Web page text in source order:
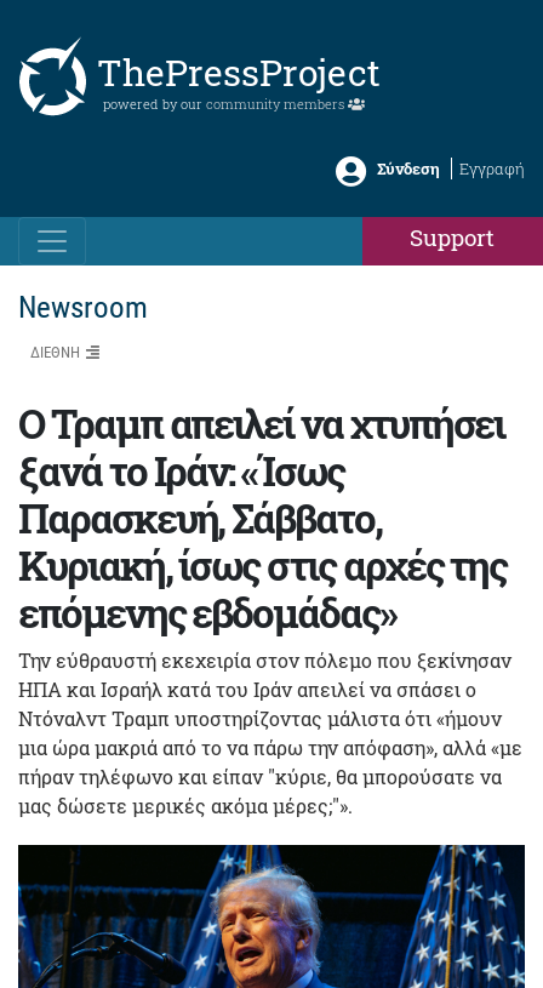
ThePressProject
powered by our community members
Σύνδεση Εγγραφή
Support
Newsroom
ΔΙΕΘΝΗ
Ο Τραμπ απειλεί να χτυπήσει
ξανά το Ιράν: «Ίσως
Παρασκευή, Σάββατο,
Κυριακή, ίσως στις αρχές της
επόμενης εβδομάδας»
Την εύθραυστή εκεχειρία στον πόλεμο που ξεκίνησαν
ΗΠΑ και Ισραήλ κατά του Ιράν απειλεί να σπάσει ο
Ντόναλντ Τραμπ υποστηρίζοντας μάλιστα ότι «ήμουν
μια ώρα μακριά από το να πάρω την απόφαση», αλλά «με
πήραν τηλέφωνο και είπαν "κύριε, θα μπορούσατε να
μας δώσετε μερικές ακόμα μέρες;"».